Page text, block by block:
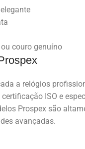
couro genuíno
a relógios
ISO e
Prospex são
avançadas.